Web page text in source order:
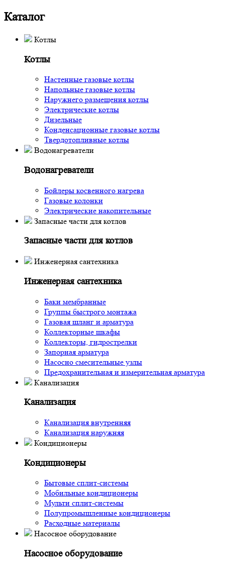
Каталог
Котлы
Котлы
Настенные газовые котлы
Напольные газовые котлы
Наружнего размещения котлы
Электрические котлы
Дизельные
Конденсационные газовые котлы
Твердотопливные котлы
Водонагреватели
Водонагреватели
Бойлеры косвенного нагрева
Газовые колонки
Электрические накопительные
Запасные части для котлов
Запасные части для котлов
Инженерная сантехника
Инженерная сантехника
Баки мембранные
Группы быстрого монтажа
Газовая шланг и арматура
Коллекторные шкафы
Коллекторы, гидрострелки
Запорная арматура
Насосно смесительные узлы
Предохранительная и измерительная арматура
Канализация
Канализация
Канализация внутренняя
Канализация наружняя
Кондиционеры
Кондиционеры
Бытовые сплит-системы
Мобильные кондиционеры
Мульти сплит-системы
Полупромышленные кондиционеры
Расходные материалы
Насосное оборудование
Насосное оборудование